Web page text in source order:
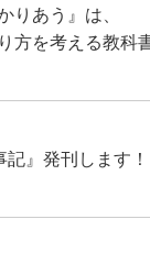
りあう』は、
方を考える教科
記』発刊します！